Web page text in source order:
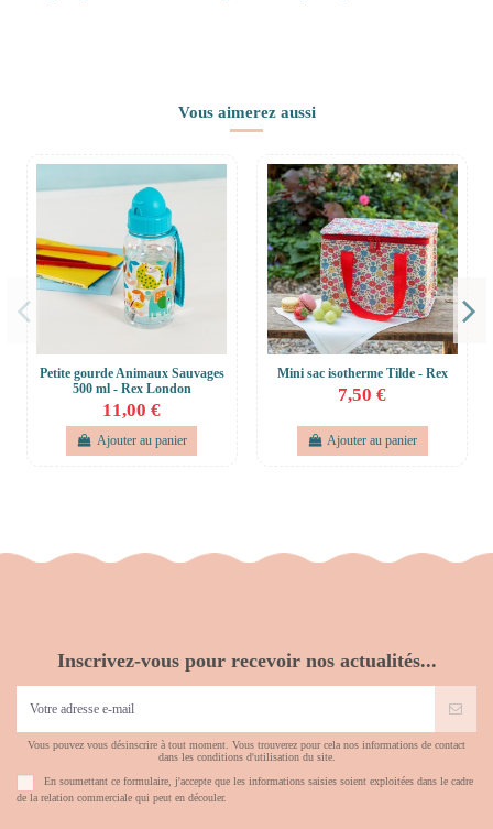
Vous aimerez aussi
Petite gourde Animaux Sauvages
500 ml - Rex London
11,00 €
Ajouter au panier
Mini sac isotherme Tilde - Rex
7,50 €
Ajouter au panier
Inscrivez-vous pour recevoir nos actualités...
Vous pouvez vous désinscrire à tout moment. Vous trouverez pour cela nos informations de contact
dans les conditions d'utilisation du site.
En soumettant ce formulaire, j'accepte que les informations saisies soient exploitées dans le cadre
de la relation commerciale qui peut en découler.